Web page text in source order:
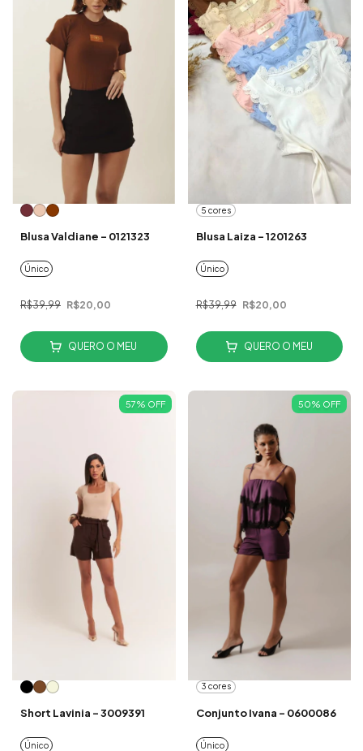
Blusa Valdiane - 0121323
Único
R$39,99 R$20,00
QUERO O MEU
5 cores
Blusa Laiza - 1201263
Único
R$39,99 R$20,00
QUERO O MEU
57% OFF
Short Lavinia - 3009391
Único
50% OFF
3 cores
Conjunto Ivana - 0600086
Único